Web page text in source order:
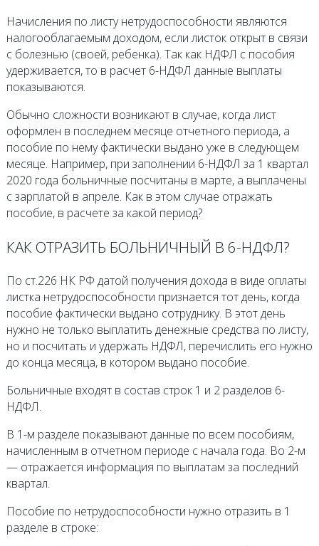
Начисления по листу нетрудоспособности являются
налогооблагаемым доходом, если листок открыт в связи
с болезнью (своей, ребенка). Так как НДФЛ с пособия
удерживается, то в расчет 6-НДФЛ данные выплаты
показываются.
Обычно сложности возникают в случае, когда лист
оформлен в последнем месяце отчетного периода, а
пособие по нему фактически выдано уже в следующем
месяце. Например, при заполнении 6-НДФЛ за 1 квартал
2020 года больничные посчитаны в марте, а выплачены
с зарплатой в апреле. Как в этом случае отражать
пособие, в расчете за какой период?
КАК ОТРАЗИТЬ БОЛЬНИЧНЫЙ В 6-НДФЛ?
По ст.226 НК РФ датой получения дохода в виде оплаты
листка нетрудоспособности признается тот день, когда
пособие фактически выдано сотруднику. В этот день
нужно не только выплатить денежные средства по листу,
но и посчитать и удержать НДФЛ, перечислить его нужно
до конца месяца, в котором выдано пособие.
Больничные входят в состав строк 1 и 2 разделов 6-
НДФЛ.
В 1-м разделе показывают данные по всем пособиям,
начисленным в отчетном периоде с начала года. Во 2-м
— отражается информация по выплатам за последний
квартал.
Пособие по нетрудоспособности нужно отразить в 1
разделе в строке: